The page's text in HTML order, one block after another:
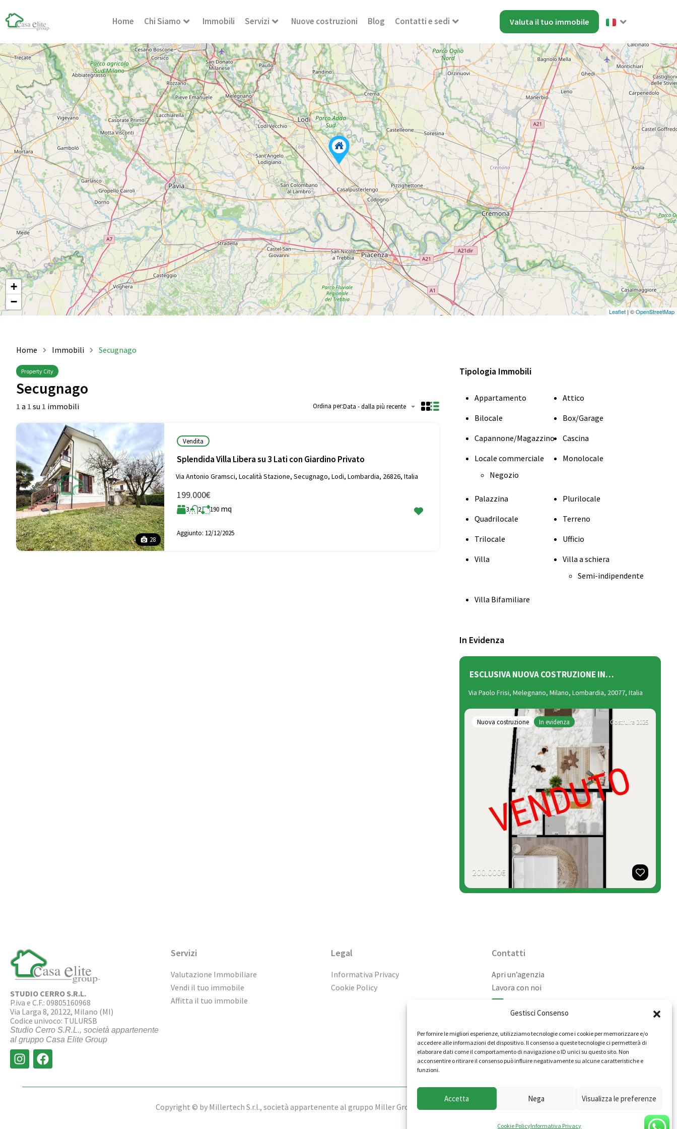
Gestisci Consenso
Per fornire le migliori esperienze, utilizziamo tecnologie come i cookie per memorizzare e/o
accedere alle informazioni del dispositivo. Il consenso a queste tecnologie ci permetterà di
elaborare dati come il comportamento di navigazione o ID unici su questo sito. Non
acconsentire o ritirare il consenso può influire negativamente su alcune caratteristiche e
funzioni.
Accetta Nega Visualizza le preferenze
Cookie PolicyInformativa Privacy
Home Chi Siamo Immobili Servizi Nuove costruzioni Blog Contatti e sedi Valuta il tuo immobile
+
−
Leaflet| ©OpenStreetMap
Home Immobili Secugnago
Property City
Secugnago
1 a 1 su 1 immobili Ordina per:Data - dalla più recente
28
Vendita
Splendida Villa Libera su 3 Lati con Giardino Privato
Via Antonio Gramsci, Località Stazione, Secugnago, Lodi, Lombardia, 26826, Italia
199.000€
3 2 190 mq
Aggiunto: 12/12/2025
Tipologia Immobili
Appartamento
Attico
Bilocale
Box/Garage
Capannone/Magazzino
Cascina
Locale commerciale
Negozio
Monolocale
Palazzina
Plurilocale
Quadrilocale
Terreno
Trilocale
Ufficio
Villa
Villa a schiera
Semi-indipendente
Villa Bifamiliare
In Evidenza
ESCLUSIVA NUOVA COSTRUZIONE IN…
Via Paolo Frisi, Melegnano, Milano, Lombardia, 20077, Italia
Nuova costruzione In evidenza Costruire 2025
200.000€
STUDIO CERRO S.R.L.
P.iva e C.F.: 09805160968
Via Larga 8, 20122, Milano (MI)
Codice univoco: TULURSB
Studio Cerro S.R.L., società appartenente
al gruppo Casa Elite Group
Servizi
Valutazione Immobiliare
Vendi il tuo immobile
Affitta il tuo immobile
Legal
Informativa Privacy
Cookie Policy
Contatti
Apri un’agenzia
Lavora con noi
info@immobiliarecasaelite.it
Contatti e sedi
Copyright © by Millertech S.r.l., società appartenente al gruppo Miller Group - Tutti i diritti riservati